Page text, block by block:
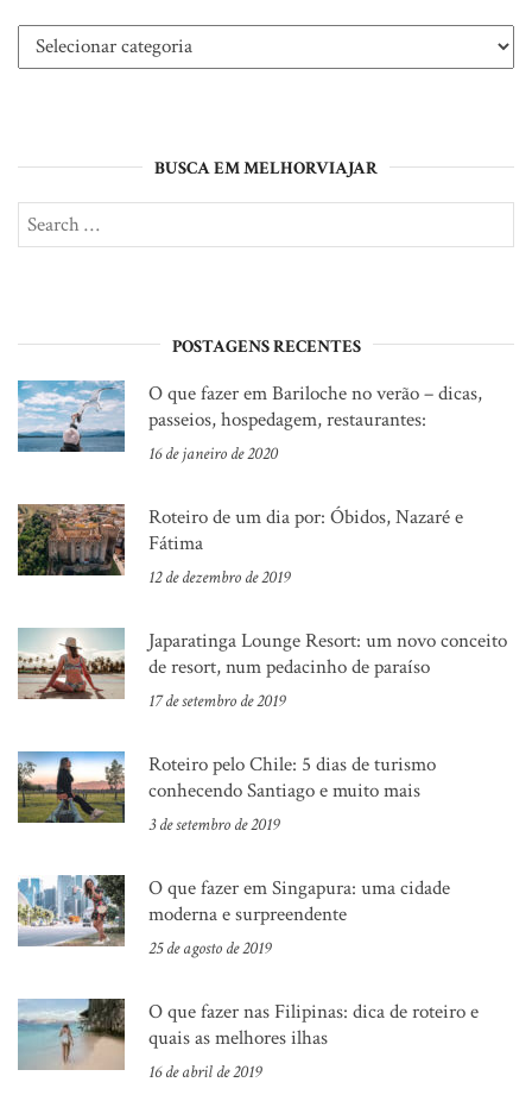
Categorias
BUSCA EM MELHORVIAJAR
Search
for:
POSTAGENS RECENTES
O que fazer em Bariloche no verão – dicas,
passeios, hospedagem, restaurantes:
16 de janeiro de 2020
Roteiro de um dia por: Óbidos, Nazaré e
Fátima
12 de dezembro de 2019
Japaratinga Lounge Resort: um novo conceito
de resort, num pedacinho de paraíso
17 de setembro de 2019
Roteiro pelo Chile: 5 dias de turismo
conhecendo Santiago e muito mais
3 de setembro de 2019
O que fazer em Singapura: uma cidade
moderna e surpreendente
25 de agosto de 2019
O que fazer nas Filipinas: dica de roteiro e
quais as melhores ilhas
16 de abril de 2019